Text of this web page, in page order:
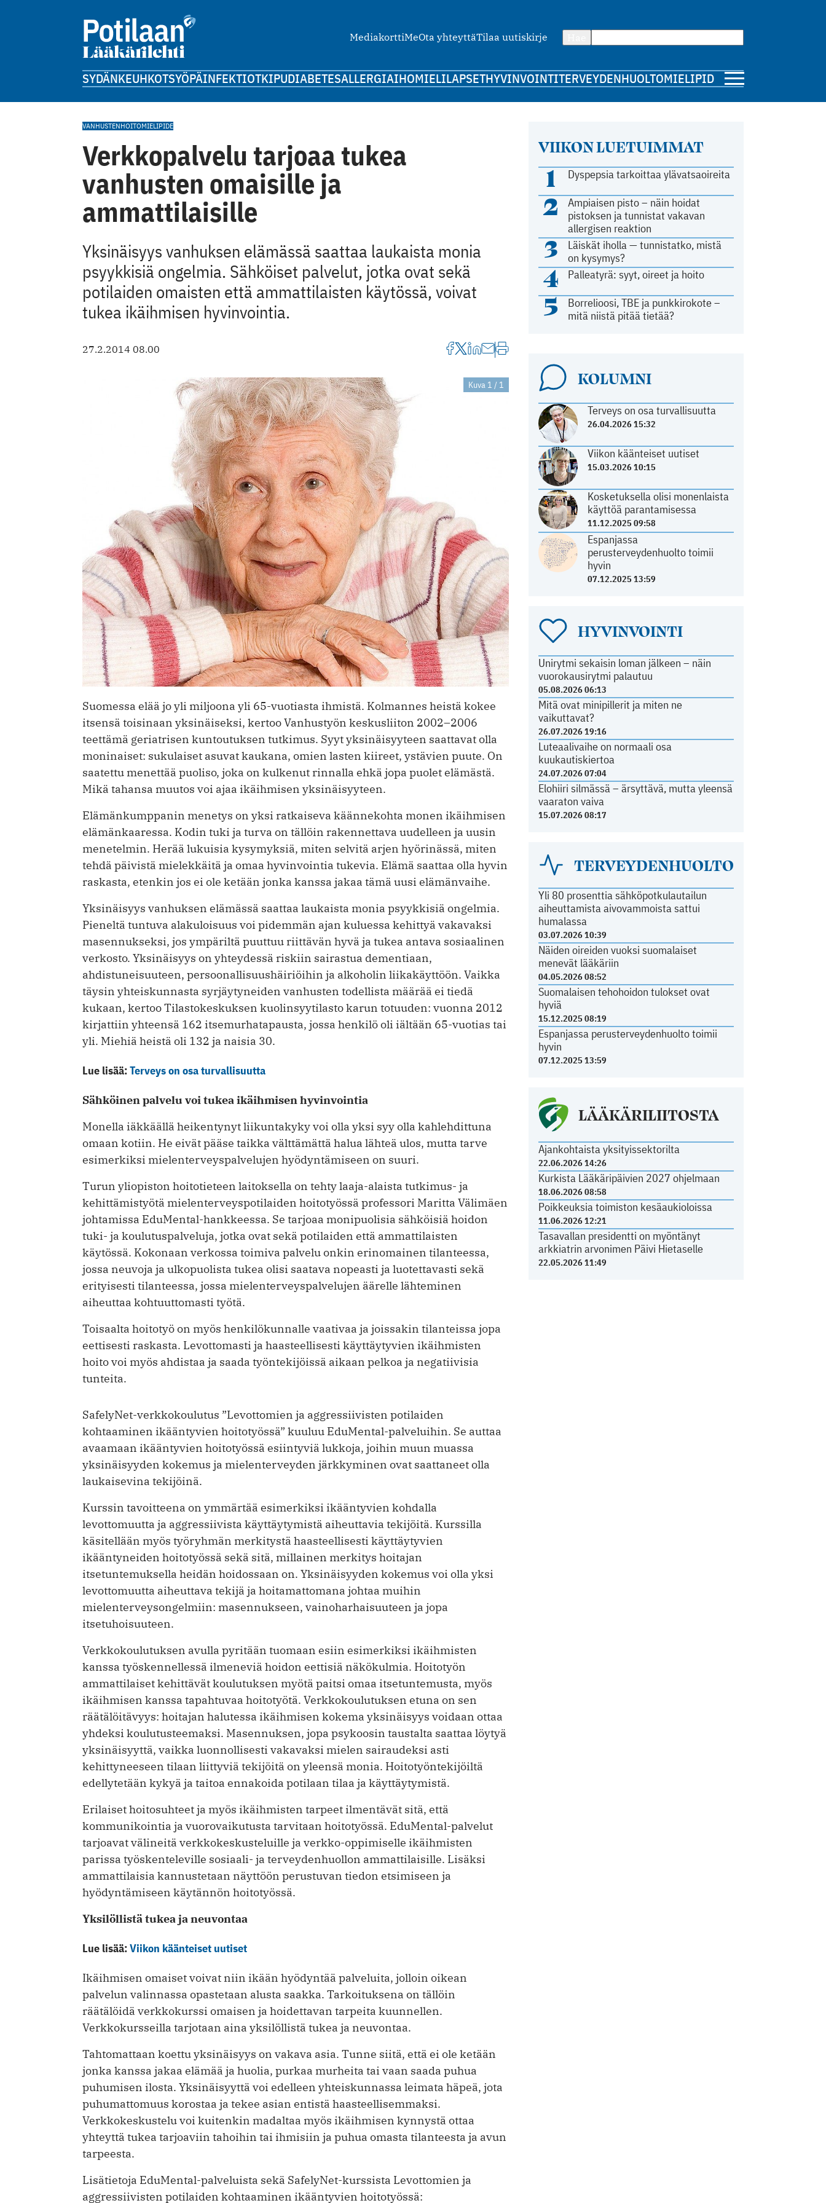
MediakorttiMeOta yhteyttäTilaa uutiskirje
SYDÄNKEUHKOTSYÖPÄINFEKTIOTKIPUDIABETESALLERGIAIHOMIELILAPSETHYVINVOINTITERVEYDENHUOLTOMIELIPIDE
VIIKON LUETUIMMAT
1 Dyspepsia tarkoittaa ylävatsaoireita
2
Ampiaisen pisto – näin hoidat
pistoksen ja tunnistat vakavan
allergisen reaktion
3
Läiskät iholla — tunnistatko, mistä
on kysymys?
4 Palleatyrä: syyt, oireet ja hoito
5
Borrelioosi, TBE ja punkkirokote –
mitä niistä pitää tietää?
KOLUMNI
Terveys on osa turvallisuutta
26.04.2026 15:32
Viikon käänteiset uutiset
15.03.2026 10:15
Kosketuksella olisi monenlaista
käyttöä parantamisessa
11.12.2025 09:58
Espanjassa
perusterveydenhuolto toimii
hyvin
07.12.2025 13:59
HYVINVOINTI
Unirytmi sekaisin loman jälkeen – näin
vuorokausirytmi palautuu
05.08.2026 06:13
Mitä ovat minipillerit ja miten ne
vaikuttavat?
26.07.2026 19:16
Luteaalivaihe on normaali osa
kuukautiskiertoa
24.07.2026 07:04
Elohiiri silmässä – ärsyttävä, mutta yleensä
vaaraton vaiva
15.07.2026 08:17
TERVEYDENHUOLTO
Yli 80 prosenttia sähköpotkulautailun
aiheuttamista aivovammoista sattui
humalassa
03.07.2026 10:39
Näiden oireiden vuoksi suomalaiset
menevät lääkäriin
04.05.2026 08:52
Suomalaisen tehohoidon tulokset ovat
hyviä
15.12.2025 08:19
Espanjassa perusterveydenhuolto toimii
hyvin
07.12.2025 13:59
LÄÄKÄRILIITOSTA
Ajankohtaista yksityissektorilta
22.06.2026 14:26
Kurkista Lääkäripäivien 2027 ohjelmaan
18.06.2026 08:58
Poikkeuksia toimiston kesäaukioloissa
11.06.2026 12:21
Tasavallan presidentti on myöntänyt
arkkiatrin arvonimen Päivi Hietaselle
22.05.2026 11:49
VANHUSTENHOITOMIELIPIDE
Verkkopalvelu tarjoaa tukea
vanhusten omaisille ja
ammattilaisille
Yksinäisyys vanhuksen elämässä saattaa laukaista monia
psyykkisiä ongelmia. Sähköiset palvelut, jotka ovat sekä
potilaiden omaisten että ammattilaisten käytössä, voivat
tukea ikäihmisen hyvinvointia.
27.2.2014 08.00
Kuva 1 / 1
Suomessa elää jo yli miljoona yli 65-vuotiasta ihmistä. Kolmannes heistä kokee
itsensä toisinaan yksinäiseksi, kertoo Vanhustyön keskusliiton 2002–2006
teettämä geriatrisen kuntoutuksen tutkimus. Syyt yksinäisyyteen saattavat olla
moninaiset: sukulaiset asuvat kaukana, omien lasten kiireet, ystävien puute. On
saatettu menettää puoliso, joka on kulkenut rinnalla ehkä jopa puolet elämästä.
Mikä tahansa muutos voi ajaa ikäihmisen yksinäisyyteen.
Elämänkumppanin menetys on yksi ratkaiseva käännekohta monen ikäihmisen
elämänkaaressa. Kodin tuki ja turva on tällöin rakennettava uudelleen ja uusin
menetelmin. Herää lukuisia kysymyksiä, miten selvitä arjen hyörinässä, miten
tehdä päivistä mielekkäitä ja omaa hyvinvointia tukevia. Elämä saattaa olla hyvin
raskasta, etenkin jos ei ole ketään jonka kanssa jakaa tämä uusi elämänvaihe.
Yksinäisyys vanhuksen elämässä saattaa laukaista monia psyykkisiä ongelmia.
Pieneltä tuntuva alakuloisuus voi pidemmän ajan kuluessa kehittyä vakavaksi
masennukseksi, jos ympäriltä puuttuu riittävän hyvä ja tukea antava sosiaalinen
verkosto. Yksinäisyys on yhteydessä riskiin sairastua dementiaan,
ahdistuneisuuteen, persoonallisuushäiriöihin ja alkoholin liikakäyttöön. Vaikka
täysin yhteiskunnasta syrjäytyneiden vanhusten todellista määrää ei tiedä
kukaan, kertoo Tilastokeskuksen kuolinsyytilasto karun totuuden: vuonna 2012
kirjattiin yhteensä 162 itsemurhatapausta, jossa henkilö oli iältään 65-vuotias tai
yli. Miehiä heistä oli 132 ja naisia 30.
Lue lisää:Terveys on osa turvallisuutta
Sähköinen palvelu voi tukea ikäihmisen hyvinvointia
Monella iäkkäällä heikentynyt liikuntakyky voi olla yksi syy olla kahlehdittuna
omaan kotiin. He eivät pääse taikka välttämättä halua lähteä ulos, mutta tarve
esimerkiksi mielenterveyspalvelujen hyödyntämiseen on suuri.
Turun yliopiston hoitotieteen laitoksella on tehty laaja-alaista tutkimus- ja
kehittämistyötä mielenterveyspotilaiden hoitotyössä professori Maritta Välimäen
johtamissa EduMental-hankkeessa. Se tarjoaa monipuolisia sähköisiä hoidon
tuki- ja koulutuspalveluja, jotka ovat sekä potilaiden että ammattilaisten
käytössä. Kokonaan verkossa toimiva palvelu onkin erinomainen tilanteessa,
jossa neuvoja ja ulkopuolista tukea olisi saatava nopeasti ja luotettavasti sekä
erityisesti tilanteessa, jossa mielenterveyspalvelujen äärelle lähteminen
aiheuttaa kohtuuttomasti työtä.
Toisaalta hoitotyö on myös henkilökunnalle vaativaa ja joissakin tilanteissa jopa
eettisesti raskasta. Levottomasti ja haasteellisesti käyttäytyvien ikäihmisten
hoito voi myös ahdistaa ja saada työntekijöissä aikaan pelkoa ja negatiivisia
tunteita.
SafelyNet-verkkokoulutus ”Levottomien ja aggressiivisten potilaiden
kohtaaminen ikääntyvien hoitotyössä” kuuluu EduMental-palveluihin. Se auttaa
avaamaan ikääntyvien hoitotyössä esiintyviä lukkoja, joihin muun muassa
yksinäisyyden kokemus ja mielenterveyden järkkyminen ovat saattaneet olla
laukaisevina tekijöinä.
Kurssin tavoitteena on ymmärtää esimerkiksi ikääntyvien kohdalla
levottomuutta ja aggressiivista käyttäytymistä aiheuttavia tekijöitä. Kurssilla
käsitellään myös työryhmän merkitystä haasteellisesti käyttäytyvien
ikääntyneiden hoitotyössä sekä sitä, millainen merkitys hoitajan
itsetuntemuksella heidän hoidossaan on. Yksinäisyyden kokemus voi olla yksi
levottomuutta aiheuttava tekijä ja hoitamattomana johtaa muihin
mielenterveysongelmiin: masennukseen, vainoharhaisuuteen ja jopa
itsetuhoisuuteen.
Verkkokoulutuksen avulla pyritään tuomaan esiin esimerkiksi ikäihmisten
kanssa työskennellessä ilmeneviä hoidon eettisiä näkökulmia. Hoitotyön
ammattilaiset kehittävät koulutuksen myötä paitsi omaa itsetuntemusta, myös
ikäihmisen kanssa tapahtuvaa hoitotyötä. Verkkokoulutuksen etuna on sen
räätälöitävyys: hoitajan halutessa ikäihmisen kokema yksinäisyys voidaan ottaa
yhdeksi koulutusteemaksi. Masennuksen, jopa psykoosin taustalta saattaa löytyä
yksinäisyyttä, vaikka luonnollisesti vakavaksi mielen sairaudeksi asti
kehittyneeseen tilaan liittyviä tekijöitä on yleensä monia. Hoitotyöntekijöiltä
edellytetään kykyä ja taitoa ennakoida potilaan tilaa ja käyttäytymistä.
Erilaiset hoitosuhteet ja myös ikäihmisten tarpeet ilmentävät sitä, että
kommunikointia ja vuorovaikutusta tarvitaan hoitotyössä. EduMental-palvelut
tarjoavat välineitä verkkokeskusteluille ja verkko-oppimiselle ikäihmisten
parissa työskenteleville sosiaali- ja terveydenhuollon ammattilaisille. Lisäksi
ammattilaisia kannustetaan näyttöön perustuvan tiedon etsimiseen ja
hyödyntämiseen käytännön hoitotyössä.
Yksilöllistä tukea ja neuvontaa
Lue lisää:Viikon käänteiset uutiset
Ikäihmisen omaiset voivat niin ikään hyödyntää palveluita, jolloin oikean
palvelun valinnassa opastetaan alusta saakka. Tarkoituksena on tällöin
räätälöidä verkkokurssi omaisen ja hoidettavan tarpeita kuunnellen.
Verkkokursseilla tarjotaan aina yksilöllistä tukea ja neuvontaa.
Tahtomattaan koettu yksinäisyys on vakava asia. Tunne siitä, että ei ole ketään
jonka kanssa jakaa elämää ja huolia, purkaa murheita tai vaan saada puhua
puhumisen ilosta. Yksinäisyyttä voi edelleen yhteiskunnassa leimata häpeä, jota
puhumattomuus korostaa ja tekee asian entistä haasteellisemmaksi.
Verkkokeskustelu voi kuitenkin madaltaa myös ikäihmisen kynnystä ottaa
yhteyttä tukea tarjoaviin tahoihin tai ihmisiin ja puhua omasta tilanteesta ja avun
tarpeesta.
Lisätietoja EduMental-palveluista sekä SafelyNet-kurssista Levottomien ja
aggressiivisten potilaiden kohtaaminen ikääntyvien hoitotyössä: